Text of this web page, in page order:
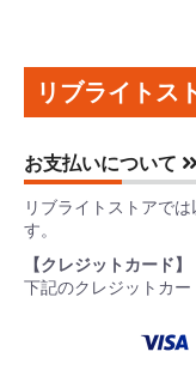
リブライトス
お支払いについて
リブライトストアで
す。
【クレジットカード】
下記のクレジットカー